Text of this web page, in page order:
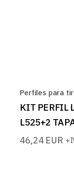
Perfiles para
KIT PERFIL
L525+2
46,24 EUR